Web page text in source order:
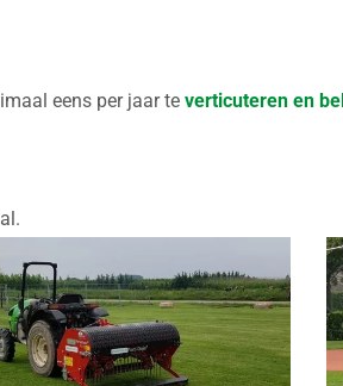
eens per jaar te verticuteren en